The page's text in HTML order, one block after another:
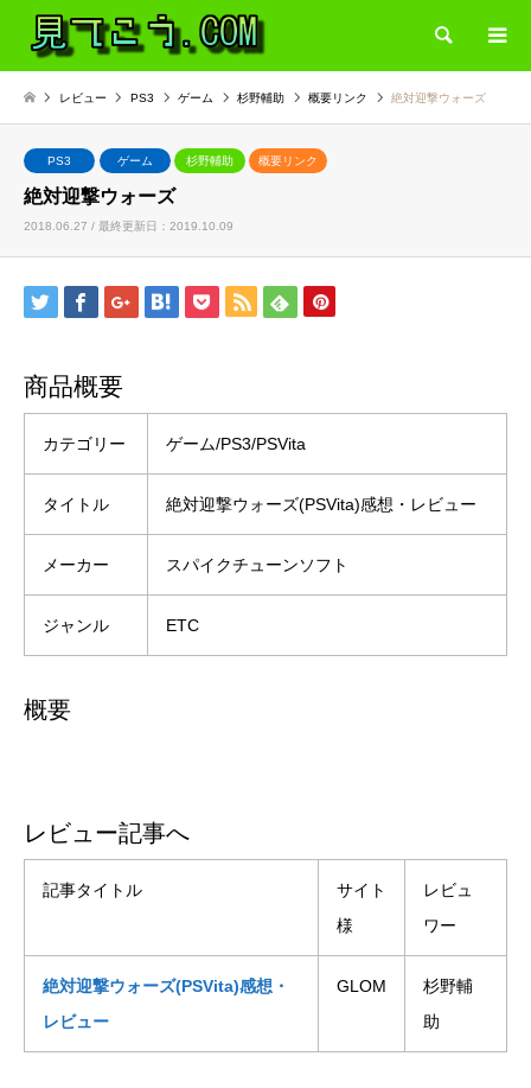
検索
レビュー PS3 ゲーム 杉野輔助 概要リンク 絶対迎撃ウォーズ
PS3 ゲーム 杉野輔助 概要リンク
絶対迎撃ウォーズ
2018.06.27 / 最終更新日：2019.10.09
商品概要
カテゴリー ゲーム/PS3/PSVita
タイトル 絶対迎撃ウォーズ(PSVita)感想・レビュー
メーカー スパイクチューンソフト
ジャンル ETC
概要
レビュー記事へ
記事タイトル
サイト
様
レビュ
ワー
絶対迎撃ウォーズ(PSVita)感想・
レビュー
GLOM
杉野輔
助